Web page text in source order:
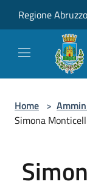
Regione Abruzzo
Home >
Simona